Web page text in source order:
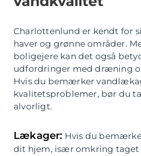
Charlottenlund er kendt for
haver og grønne områder.
boligejere kan det også
udfordringer med dræning
Hvis du bemærker
kvalitetsproblemer, bør du
alvorligt.
Lækager: Hvis du
dit hjem, især omkring